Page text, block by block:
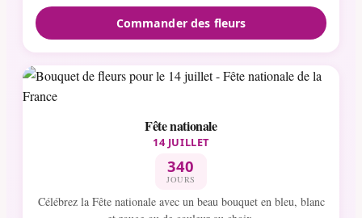
Commander des fleurs
Fête nationale
14 JUILLET
340
JOURS
Célébrez la Fête nationale avec un beau bouquet en bleu, blanc